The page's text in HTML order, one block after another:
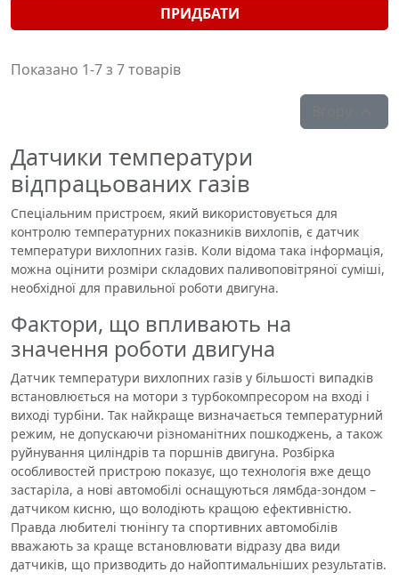
ПРИДБАТИ
Показано 1-7 з 7 товарів
Датчики температури
відпрацьованих газів
Спеціальним пристроєм, який використовується для
контролю температурних показників вихлопів, є датчик
температури вихлопних газів. Коли відома така інформація,
можна оцінити розміри складових паливоповітряної суміші,
необхідної для правильної роботи двигуна.
Фактори, що впливають на
значення роботи двигуна
Датчик температури вихлопних газів у більшості випадків
встановлюється на мотори з турбокомпресором на вході і
виході турбіни. Так найкраще визначається температурний
режим, не допускаючи різноманітних пошкоджень, а також
руйнування циліндрів та поршнів двигуна. Розбірка
особливостей пристрою показує, що технологія вже дещо
застаріла, а нові автомобілі оснащуються лямбда-зондом –
датчиком кисню, що володіють кращою ефективністю.
Правда любителі тюнінгу та спортивних автомобілів
вважають за краще встановлювати відразу два види
датчиків, що призводить до найоптимальніших результатів.